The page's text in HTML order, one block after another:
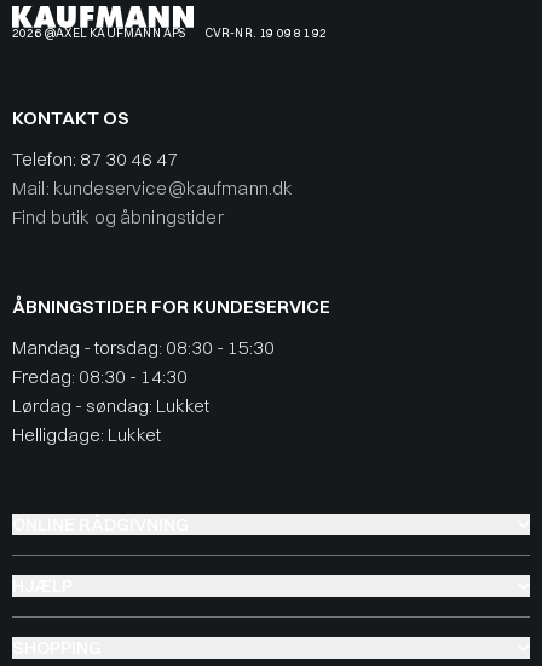
2026 @AXEL KAUFMANN APS CVR-NR. 19 09 81 92
KONTAKT OS
Telefon: 87 30 46 47
Mail: kundeservice@kaufmann.dk
Find butik og åbningstider
ÅBNINGSTIDER FOR KUNDESERVICE
Mandag - torsdag: 08:30 - 15:30
Fredag: 08:30 - 14:30
Lørdag - søndag: Lukket
Helligdage: Lukket